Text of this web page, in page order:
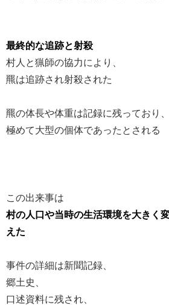
最終的な追跡と射殺
村人と猟師の協力により、
羆は追跡され射殺された
羆の体長や体重は記録に残っており、
極めて大型の個体であったとされる
この出来事は
村の人口や当時の生活環境を大きく
えた
事件の詳細は新聞記録、
郷土史、
口述資料に残され、